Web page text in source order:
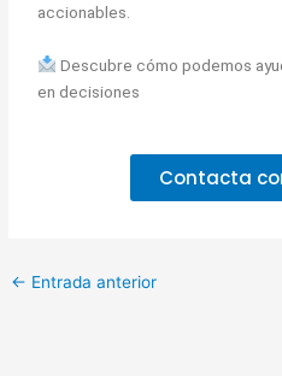
accionables.
Descubre cómo podemos
en decisiones
Contacta
← Entrada anterior